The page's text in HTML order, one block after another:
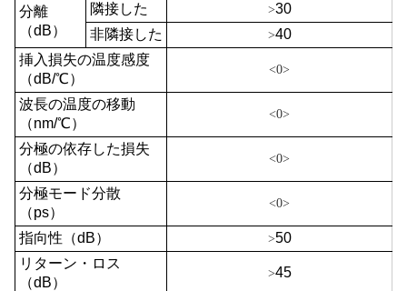
分離
（dB）
隣接した >30
非隣接した
>40
挿入損失の温度感度
（dB/℃）
<0>
波長の温度の移動
（nm/℃）
<0>
分極の依存した損失
（dB）
<0>
分極モード分散
（ps）
<0>
指向性（dB） >50
リターン・ロス
（dB）
>45